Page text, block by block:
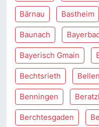
Bärnau Bastheim
Baunach
Bayerisch Gmain
Bechtsrieth
Benningen
Berchtesgaden